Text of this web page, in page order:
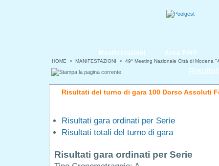
HOME > MANIFESTAZIONI > 49° Meeting Nazionale Città di Modena
Manifestazioni Area FINP
Risultati del turno di gara 100 Dorso Assoluti
Risultati gara ordinati per Serie
Risultati totali del turno di gara
Risultati gara ordinati per Serie